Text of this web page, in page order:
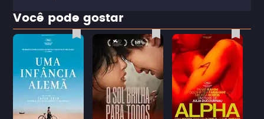
Você pode gostar